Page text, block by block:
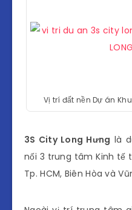
Vị trí đất nền Dự án
3S City Long Hưng là
nối 3 trung tâm Kinh tế
Tp. HCM, Biên Hòa và